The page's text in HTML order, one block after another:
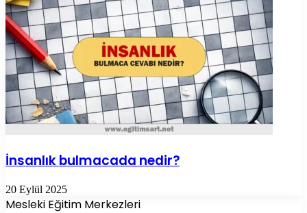
İnsanlık bulmacada nedir?
20 Eylül 2025
Mesleki Eğitim Merkezleri